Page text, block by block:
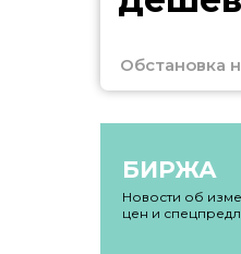
Обстановка
БИРЖА
Новости об
цен и